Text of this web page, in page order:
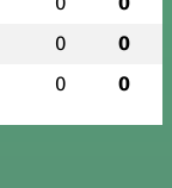
0 0
0 0